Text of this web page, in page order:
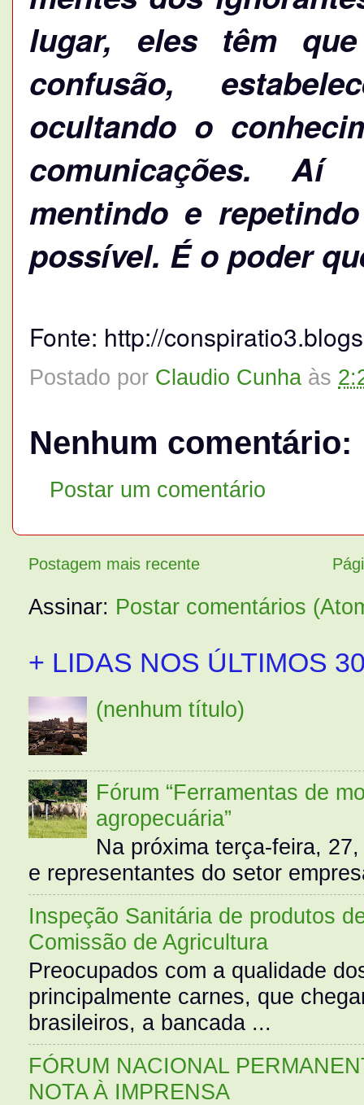
lugar, eles têm
confusão,
ocultando o
comunicações.
mentindo e
possível. É o poder
Fonte: http://
Postado por Claudio Cunha às
Nenhum comentário:
Postar um comentário
Postagem mais recente
Assinar: Postar comentários
+ LIDAS NOS ÚLTIMOS
(nenhum título)
Fórum “Ferramentas de
agropecuária”
Na próxima terça-feira,
e representantes do setor
Inspeção Sanitária de produtos
Comissão de Agricultura
Preocupados com a qualidade
principalmente carnes, que
brasileiros, a bancada ...
FÓRUM NACIONAL
NOTA À IMPRENSA